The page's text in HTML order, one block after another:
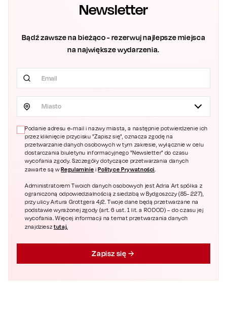
Newsletter
Bądź zawsze na bieżąco - rezerwuj najlepsze miejsca
na największe wydarzenia.
Miasto
Podanie adresu e-mail i nazwy miasta, a następnie potwierdzenie ich
przez kliknięcie przycisku "Zapisz się", oznacza zgodę na
przetwarzanie danych osobowych w tym zakresie, wyłącznie w celu
dostarczania biuletynu informacyjnego "Newsletter" do czasu
wycofania zgody. Szczegóły dotyczące przetwarzania danych
zawarte są wRegulaminie i Polityce Prywatności.
Administratorem Twoich danych osobowych jest Adria Art spółka z
ograniczoną odpowiedzialnością z siedzibą w Bydgoszczy (85- 227),
przy ulicy Artura Grottgera 4/2. Twoje dane będą przetwarzane na
podstawie wyrażonej zgody (art. 6 ust. 1 lit. a RODOD) – do czasu jej
wycofania. Więcej informacji na temat przetwarzania danych
znajdziesztutaj.
Zapisz się